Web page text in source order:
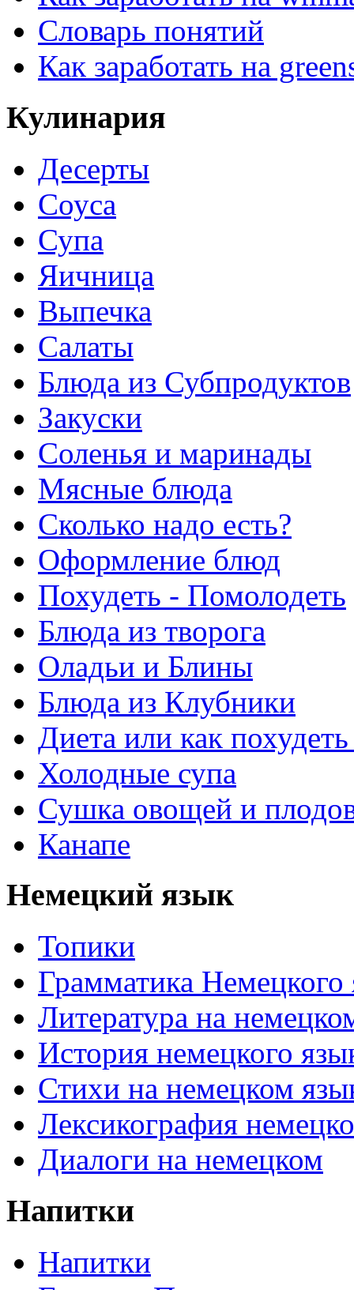
Словарь понятий
Как заработать на
Кулинария
Десерты
Соуса
Супа
Яичница
Выпечка
Салаты
Блюда из Субпродуктов
Закуски
Соленья и маринады
Мясные блюда
Сколько надо есть?
Оформление блюд
Похудеть - Помолодеть
Блюда из творога
Оладьи и Блины
Блюда из Клубники
Диета или как
Холодные супа
Сушка овощей и
Канапе
Немецкий язык
Топики
Грамматика Немецкого
Литература на
История немецкого
Стихи на немецком
Лексикография
Диалоги на немецком
Напитки
Напитки